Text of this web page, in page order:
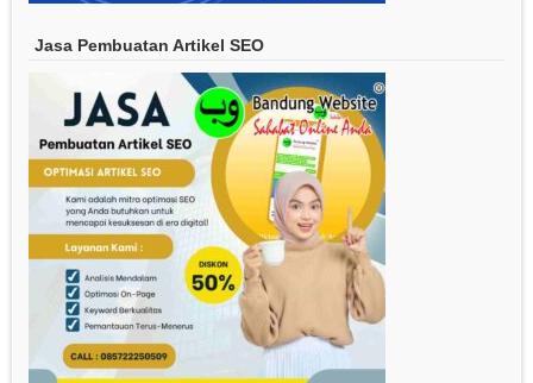
Jasa Pembuatan Artikel SEO